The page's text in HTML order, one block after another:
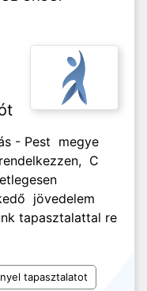
- Pest megye
C
jövedelem
tapasztalattal re
tapasztalatot